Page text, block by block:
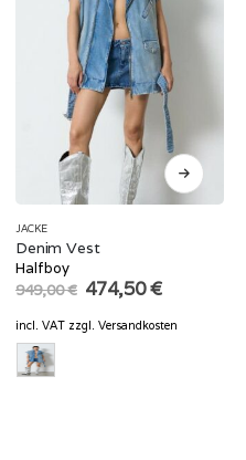
JACKE
Denim Vest
Halfboy
949,00€ Original
price
was:
949,00 €.
474,50€Current
is:
incl. VAT zzgl. Versandkosten